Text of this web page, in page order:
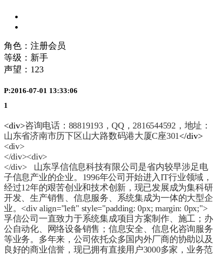
角色：注册会员
等级：新手
声望： 123
P:2016-07-01 13:33:06
1
<div>咨询电话：88819193，QQ，2816544592，地址：
山东省济南市历下区山大路数码港大厦C座301</div>
<div>
</div><div>
</div> 山东孚信信息科技有限公司是省内较早涉足电
子信息产业的企业。 1996年公司开始进入IT行业领域，
经过12年的艰苦创业和技术创新，现已发展成为集科研
开发、生产销售、信息服务、系统集成为一体的大型企
业。<div align="left" style="padding: 0px; margin: 0px;">
孚信公司一直致力于系统集成项目方案制作、施工；办
公自动化、网络设备销售；信息安全、信息化咨询服务
等业务。多年来，公司依托众多国内外厂商的协助以及
良好的商业信誉，现已拥有直接用户3000多家，业务范